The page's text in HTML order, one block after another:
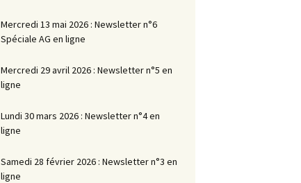
Mercredi 13 mai 2026 : Newsletter n°6
Spéciale AG en ligne
Mercredi 29 avril 2026 : Newsletter n°5 en
ligne
Lundi 30 mars 2026 : Newsletter n°4 en
ligne
Samedi 28 février 2026 : Newsletter n°3 en
ligne